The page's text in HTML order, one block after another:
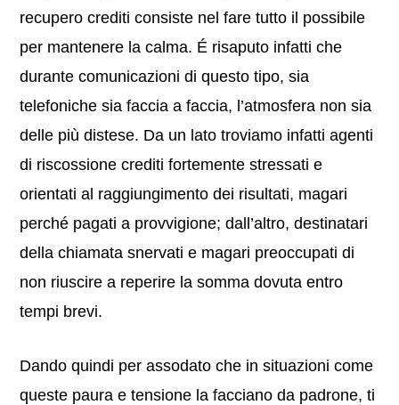
recupero crediti consiste nel fare tutto il possibile
per mantenere la calma. É risaputo infatti che
durante comunicazioni di questo tipo, sia
telefoniche sia faccia a faccia, l’atmosfera non sia
delle più distese. Da un lato troviamo infatti agenti
di riscossione crediti fortemente stressati e
orientati al raggiungimento dei risultati, magari
perché pagati a provvigione; dall’altro, destinatari
della chiamata snervati e magari preoccupati di
non riuscire a reperire la somma dovuta entro
tempi brevi.
Dando quindi per assodato che in situazioni come
queste paura e tensione la facciano da padrone, ti